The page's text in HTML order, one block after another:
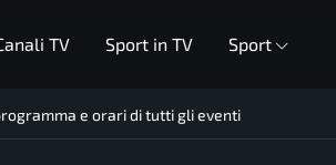
TV Sport in TV Sport
e orari di tutti gli eventi